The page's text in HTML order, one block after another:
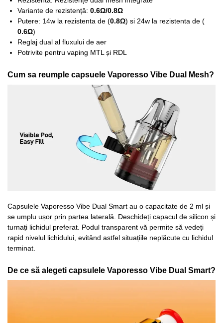
Variante de rezistență: 0.6Ω/0.8Ω
Putere: 14w la rezistenta de (0.8Ω) si 24w la rezistenta de (
0.6Ω)
Reglaj dual al fluxului de aer
Potrivite pentru vaping MTL și RDL
Cum sa reumple capsuele Vaporesso Vibe Dual Mesh?
Capsulele Vaporesso Vibe Dual Smart au o capacitate de 2 ml și
se umplu ușor prin partea laterală. Deschideți capacul de silicon și
turnați lichidul preferat. Podul transparent vă permite să vedeți
rapid nivelul lichidului, evitând astfel situațiile neplăcute cu lichidul
terminat.
De ce să alegeti capsulele Vaporesso Vibe Dual Smart?